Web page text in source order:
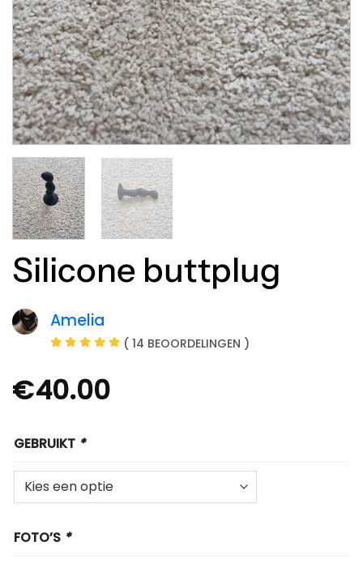
Silicone buttplug
Amelia
( 14 BEOORDELINGEN )
€40.00
GEBRUIKT *
FOTO’S *